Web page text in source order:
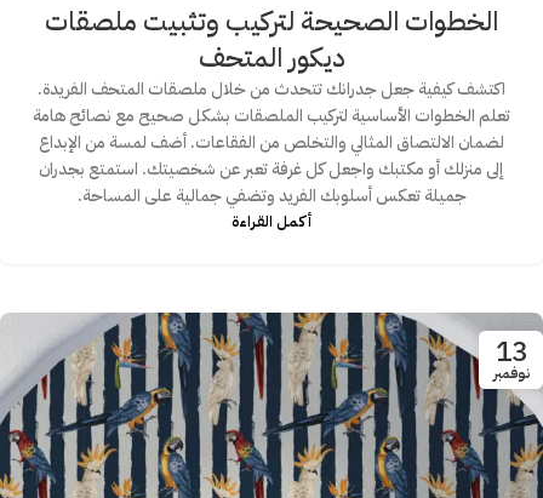
الخطوات الصحيحة لتركيب وتثبيت ملصقات
ديكور المتحف
اكتشف كيفية جعل جدرانك تتحدث من خلال ملصقات المتحف الفريدة.
تعلم الخطوات الأساسية لتركيب الملصقات بشكل صحيح مع نصائح هامة
لضمان الالتصاق المثالي والتخلص من الفقاعات. أضف لمسة من الإبداع
إلى منزلك أو مكتبك واجعل كل غرفة تعبر عن شخصيتك. استمتع بجدران
جميلة تعكس أسلوبك الفريد وتضفي جمالية على المساحة.
أكمـل القـراءة
13
نوفمبر